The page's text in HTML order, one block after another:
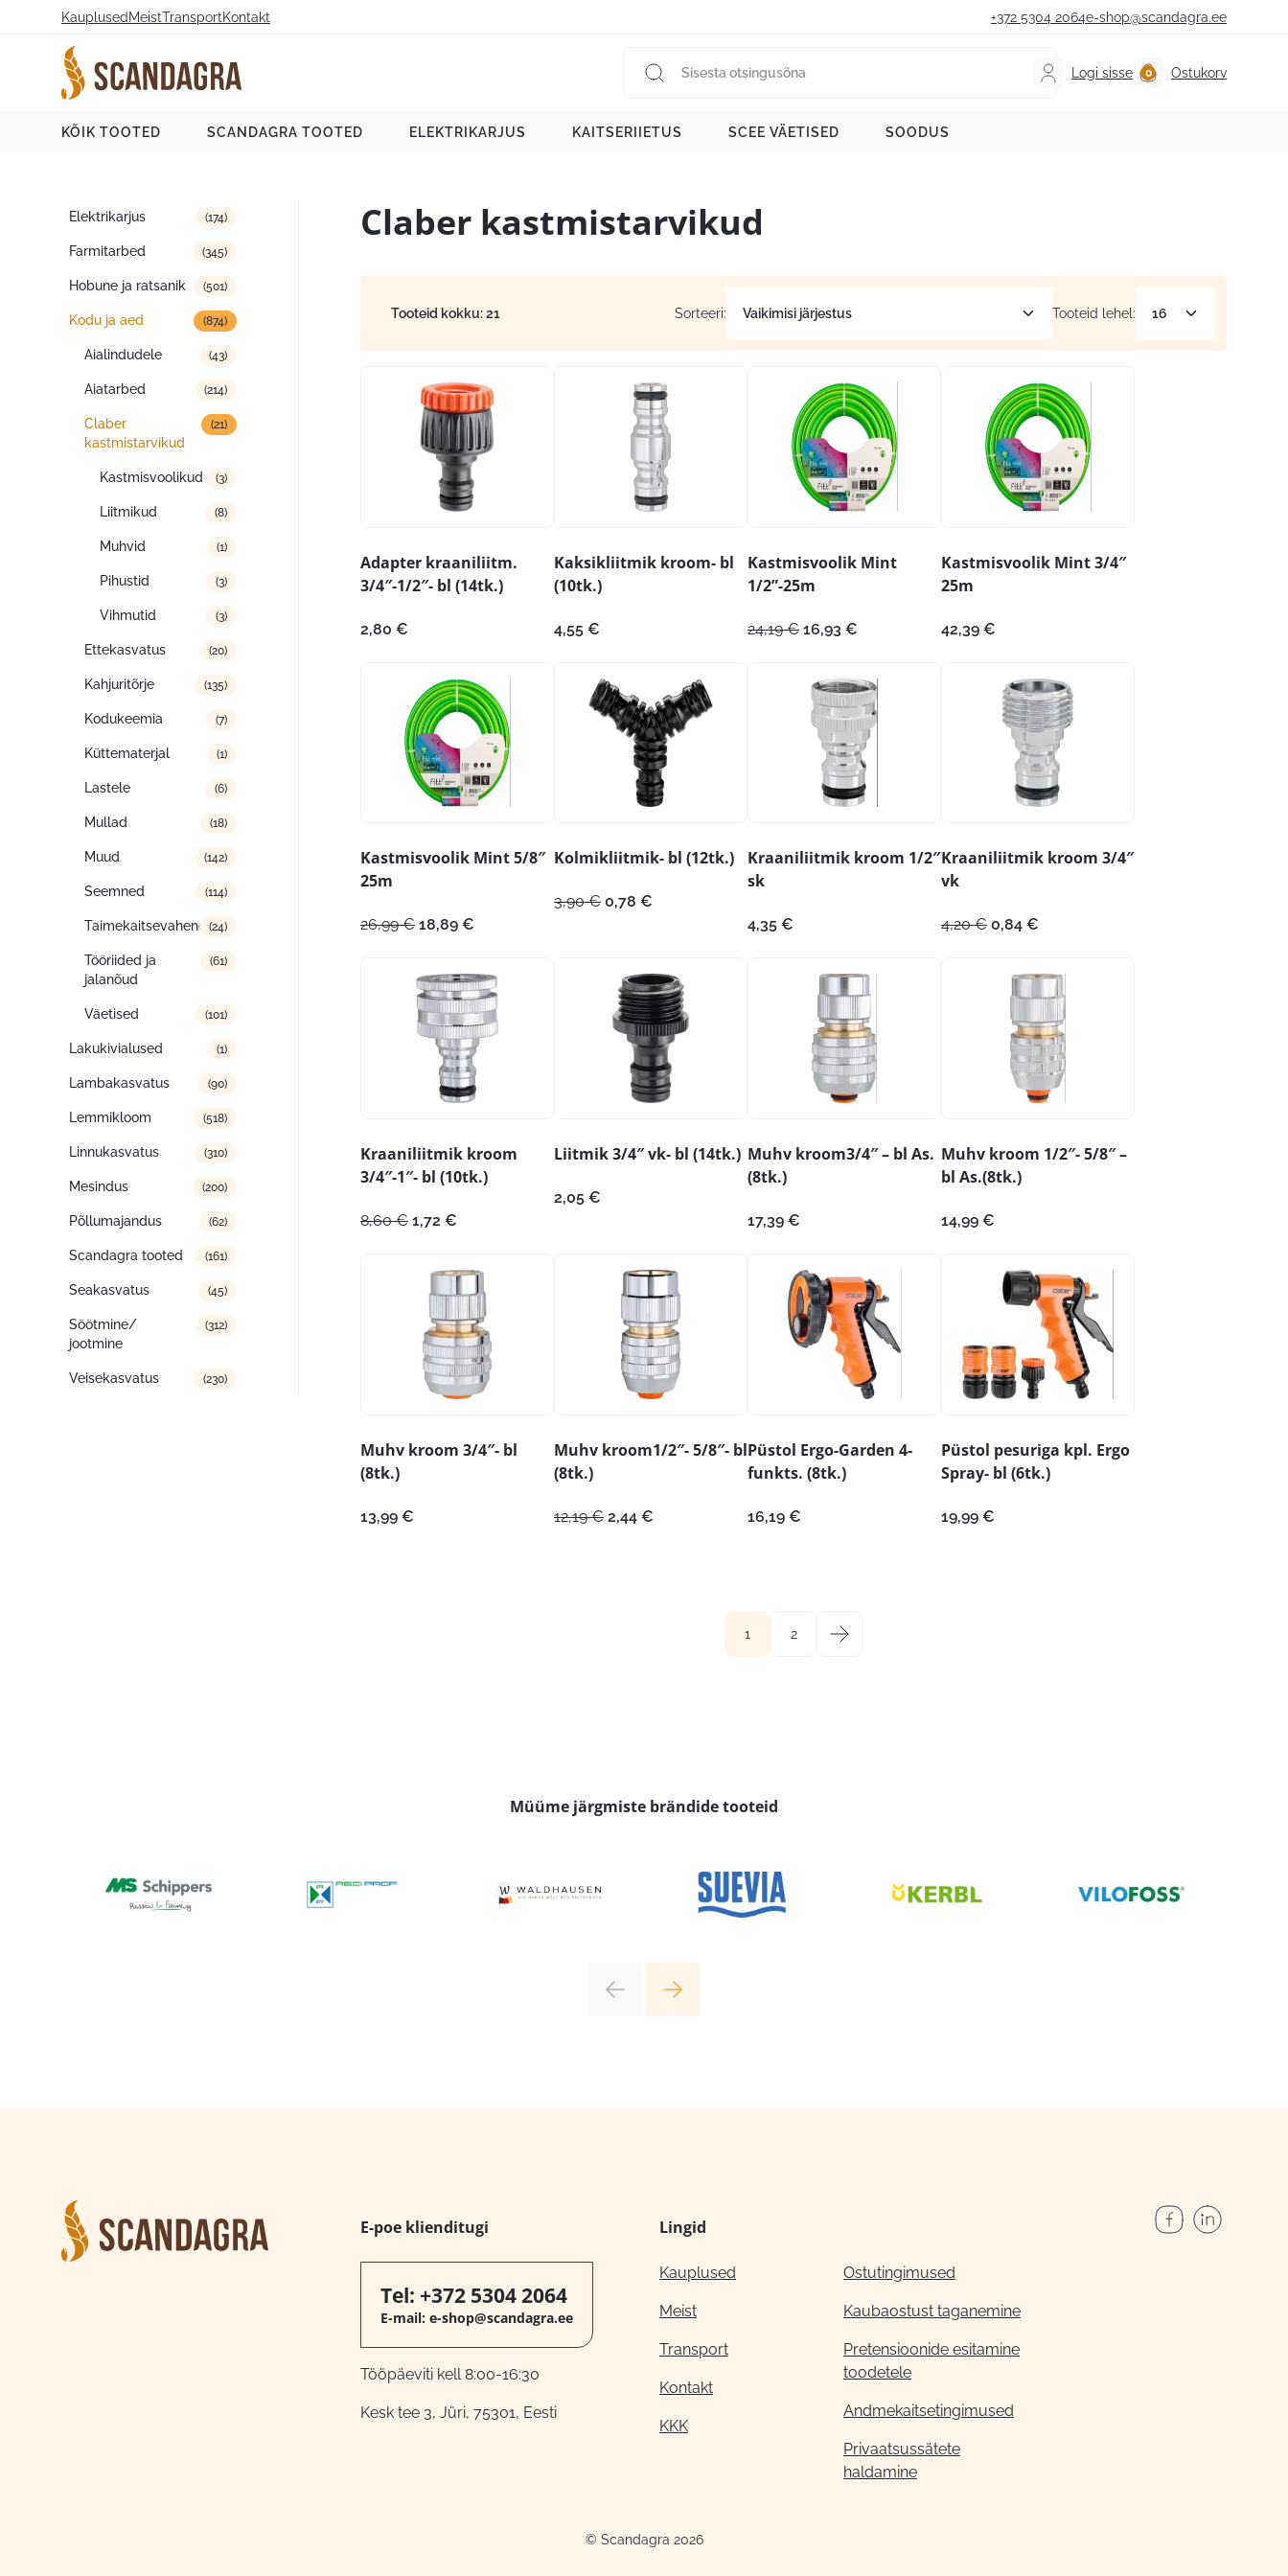
Kauplused MeistTransportKontakt +372 5304 2064e-shop@scandagra.ee
Logi sisse Ostukorv
KÕIK TOOTED SCANDAGRA TOOTED ELEKTRIKARJUS KAITSERIIETUS SCEE VÄETISED SOODUS
Tootekategooriad
Elektrikarjus (174)
Farmitarbed (345)
Hobune ja ratsanik (501)
Kodu ja aed (874)
Aialindudele (43)
Aiatarbed (214)
Claber
kastmistarvikud
(21)
Kastmisvoolikud (3)
Liitmikud (8)
Muhvid (1)
Pihustid (3)
Vihmutid (3)
Ettekasvatus (20)
Kahjuritõrje (135)
Kodukeemia (7)
Küttematerjal (1)
Lastele (6)
Mullad (18)
Muud (142)
Seemned (114)
Taimekaitsevahendid(24)
Tööriided ja
jalanõud
(61)
Väetised (101)
Lakukivialused (1)
Lambakasvatus (90)
Lemmikloom (518)
Linnukasvatus (310)
Mesindus (200)
Põllumajandus (62)
Scandagra tooted (161)
Seakasvatus (45)
Söötmine/
jootmine
(312)
Veisekasvatus (230)
Claber kastmistarvikud
Tooteid kokku: 21 Sorteeri: Tooteid lehel:
Adapter kraaniliitm.
3/4″-1/2″- bl (14tk.)
2,80 €
Kaksikliitmik kroom- bl
(10tk.)
4,55 €
Kastmisvoolik Mint
1/2”-25m
24,19€ Algne
24,19 €.
16,93 €
16,93 €.
Kastmisvoolik Mint 3/4″
25m
42,39 €
Kastmisvoolik Mint 5/8″
25m
26,99€ Algne
26,99 €.
18,89 €
18,89 €.
Kolmikliitmik- bl (12tk.)
3,90€ Algne
0,78 €
Kraaniliitmik kroom 1/2″
sk
4,35 €
Kraaniliitmik kroom 3/4″
vk
4,20€ Algne
4,20 €.
0,84 €
0,84 €.
Kraaniliitmik kroom
3/4″-1″- bl (10tk.)
8,60€ Algne
8,60 €.
1,72 €
1,72 €.
Liitmik 3/4″ vk- bl (14tk.)
2,05 €
Muhv kroom3/4″ – bl As.
(8tk.)
17,39 €
Muhv kroom 1/2″- 5/8″ –
bl As.(8tk.)
14,99 €
Muhv kroom 3/4″- bl
(8tk.)
13,99 €
Muhv kroom1/2″- 5/8″- bl
(8tk.)
12,19€ Algne
2,44 €
Püstol Ergo-Garden 4-
funkts. (8tk.)
16,19 €
Püstol pesuriga kpl. Ergo
Spray- bl (6tk.)
19,99 €
1 2 →
Müüme järgmiste brändide tooteid
E-poe klienditugi
Tel: +372 5304 2064
E-mail: e-shop@scandagra.ee
Tööpäeviti kell 8:00-16:30
Kesk tee 3, Jüri, 75301, Eesti
Lingid
Kauplused
Meist
Transport
Kontakt
KKK
Ostutingimused
Kaubaostust taganemine
Pretensioonide esitamine
toodetele
Andmekaitsetingimused
Privaatsussätete
haldamine
© Scandagra 2026